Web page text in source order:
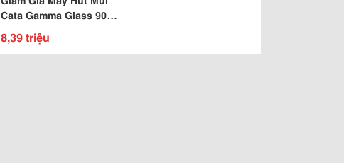
Cata Gamma Glass 900
Tại Bêp68 314 Kim
Ngưu,Hbt,Hn
8,39 triệu